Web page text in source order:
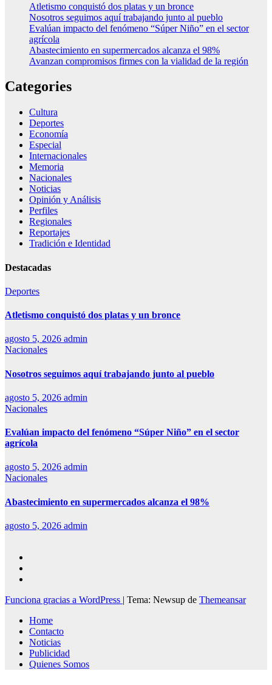
Atletismo conquistó dos platas y un bronce
Nosotros seguimos aquí trabajando junto al pueblo
Evalúan impacto del fenómeno “Súper Niño” en el sector
agrícola
Abastecimiento en supermercados alcanza el 98%
Avanzan compromisos firmes con la vialidad de la región
Categories
Cultura
Deportes
Economía
Especial
Internacionales
Memoria
Nacionales
Noticias
Opinión y Análisis
Perfiles
Regionales
Reportajes
Tradición e Identidad
Destacadas
Deportes
Atletismo conquistó dos platas y un bronce
agosto 5, 2026 admin
Nacionales
Nosotros seguimos aquí trabajando junto al pueblo
agosto 5, 2026 admin
Nacionales
Evalúan impacto del fenómeno “Súper Niño” en el sector
agrícola
agosto 5, 2026 admin
Nacionales
Abastecimiento en supermercados alcanza el 98%
agosto 5, 2026 admin
Funciona gracias a WordPress | Tema: Newsup de Themeansar
Home
Contacto
Noticias
Publicidad
Quienes Somos